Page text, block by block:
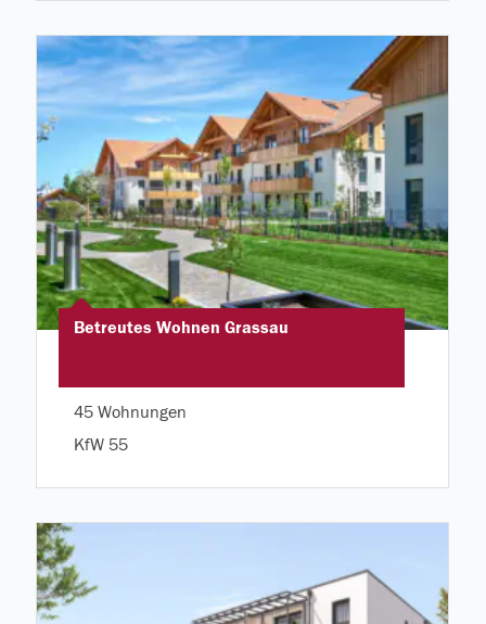
Betreutes Wohnen Grassau
45 Wohnungen
KfW 55